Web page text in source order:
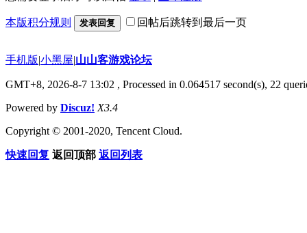
本版积分规则 发表回复 回帖后跳转到最后一页
手机版|小黑屋|山山客游戏论坛
GMT+8, 2026-8-7 13:02 , Processed in 0.064517 second(s), 22
Powered by Discuz! X3.4
Copyright © 2001-2020, Tencent Cloud.
快速回复 返回顶部 返回列表